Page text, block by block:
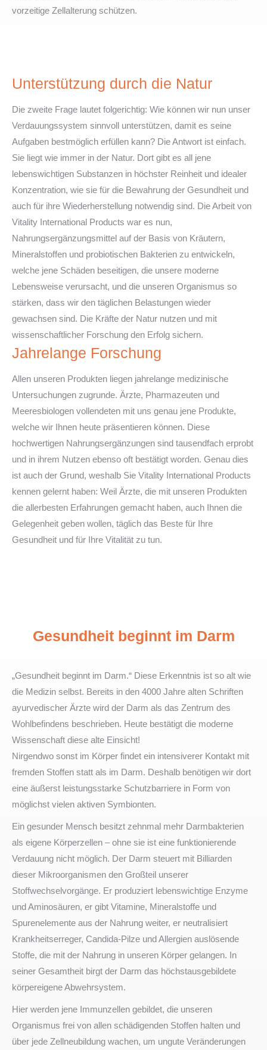
vorzeitige Zellalterung schützen.
Unterstützung durch die Natur
Die zweite Frage lautet folgerichtig: Wie können wir nun unser
Verdauungssystem sinnvoll unterstützen, damit es seine
Aufgaben bestmöglich erfüllen kann? Die Antwort ist einfach.
Sie liegt wie immer in der Natur. Dort gibt es all jene
lebenswichtigen Substanzen in höchster Reinheit und idealer
Konzentration, wie sie für die Bewahrung der Gesundheit und
auch für ihre Wiederherstellung notwendig sind. Die Arbeit von
Vitality International Products war es nun,
Nahrungsergänzungsmittel auf der Basis von Kräutern,
Mineralstoffen und probiotischen Bakterien zu entwickeln,
welche jene Schäden beseitigen, die unsere moderne
Lebensweise verursacht, und die unseren Organismus so
stärken, dass wir den täglichen Belastungen wieder
gewachsen sind. Die Kräfte der Natur nutzen und mit
wissenschaftlicher Forschung den Erfolg sichern.
Jahrelange Forschung
Allen unseren Produkten liegen jahrelange medizinische
Untersuchungen zugrunde. Ärzte, Pharmazeuten und
Meeresbiologen vollendeten mit uns genau jene Produkte,
welche wir Ihnen heute präsentieren können. Diese
hochwertigen Nahrungsergänzungen sind tausendfach erprobt
und in ihrem Nutzen ebenso oft bestätigt worden. Genau dies
ist auch der Grund, weshalb Sie Vitality International Products
kennen gelernt haben: Weil Ärzte, die mit unseren Produkten
die allerbesten Erfahrungen gemacht haben, auch Ihnen die
Gelegenheit geben wollen, täglich das Beste für Ihre
Gesundheit und für Ihre Vitalität zu tun.
Gesundheit beginnt im Darm
„Gesundheit beginnt im Darm.“ Diese Erkenntnis ist so alt wie
die Medizin selbst. Bereits in den 4000 Jahre alten Schriften
ayurvedischer Ärzte wird der Darm als das Zentrum des
Wohlbefindens beschrieben. Heute bestätigt die moderne
Wissenschaft diese alte Einsicht!
Nirgendwo sonst im Körper findet ein intensiverer Kontakt mit
fremden Stoffen statt als im Darm. Deshalb benötigen wir dort
eine äußerst leistungsstarke Schutzbarriere in Form von
möglichst vielen aktiven Symbionten.
Ein gesunder Mensch besitzt zehnmal mehr Darmbakterien
als eigene Körperzellen – ohne sie ist eine funktionierende
Verdauung nicht möglich. Der Darm steuert mit Billiarden
dieser Mikroorganismen den Großteil unserer
Stoffwechselvorgänge. Er produziert lebenswichtige Enzyme
und Aminosäuren, er gibt Vitamine, Mineralstoffe und
Spurenelemente aus der Nahrung weiter, er neutralisiert
Krankheitserreger, Candida-Pilze und Allergien auslösende
Stoffe, die mit der Nahrung in unseren Körper gelangen. In
seiner Gesamtheit birgt der Darm das höchstausgebildete
körpereigene Abwehrsystem.
Hier werden jene Immunzellen gebildet, die unseren
Organismus frei von allen schädigenden Stoffen halten und
über jede Zellneubildung wachen, um ungute Veränderungen